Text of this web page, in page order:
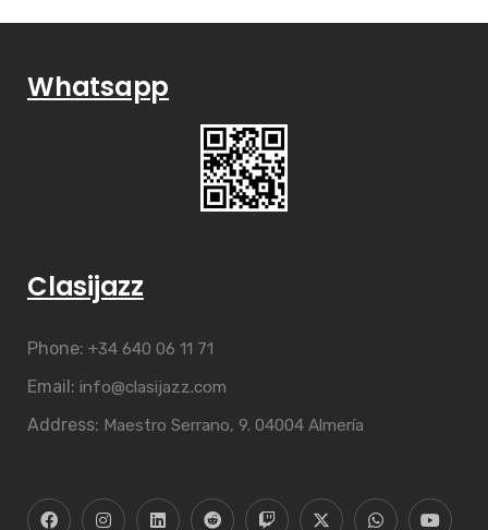
Whatsapp
Clasijazz
Phone: +34 640 06 11 71
Email: info@clasijazz.com
Address: Maestro Serrano, 9. 04004 Almería